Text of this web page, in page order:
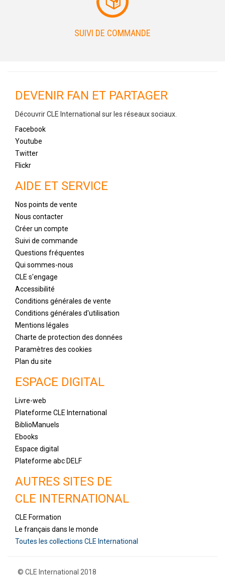
SUIVI DE COMMANDE
DEVENIR FAN ET PARTAGER
Découvrir CLE International sur les réseaux sociaux.
Facebook
Youtube
Twitter
Flickr
AIDE ET SERVICE
Nos points de vente
Nous contacter
Créer un compte
Suivi de commande
Questions fréquentes
Qui sommes-nous
CLE s'engage
Accessibilité
Conditions générales de vente
Conditions générales d'utilisation
Mentions légales
Charte de protection des données
Paramètres des cookies
Plan du site
ESPACE DIGITAL
Livre-web
Plateforme CLE International
BiblioManuels
Ebooks
Espace digital
Plateforme abc DELF
AUTRES SITES DE
CLE INTERNATIONAL
CLE Formation
Le français dans le monde
Toutes les collections CLE International
© CLE International 2018